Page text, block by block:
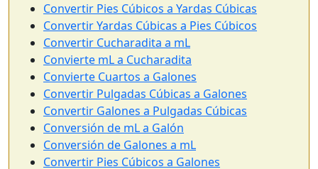
Convertir Pies Cúbicos a Yardas Cúbicas
Convertir Yardas Cúbicas a Pies Cúbicos
Convertir Cucharadita a mL
Convierte mL a Cucharadita
Convierte Cuartos a Galones
Convertir Pulgadas Cúbicas a Galones
Convertir Galones a Pulgadas Cúbicas
Conversión de mL a Galón
Conversión de Galones a mL
Convertir Pies Cúbicos a Galones